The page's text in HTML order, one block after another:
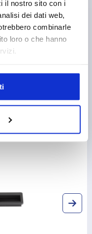
il nostro sito con i
dei dati web,
combinarle
loro o che hanno